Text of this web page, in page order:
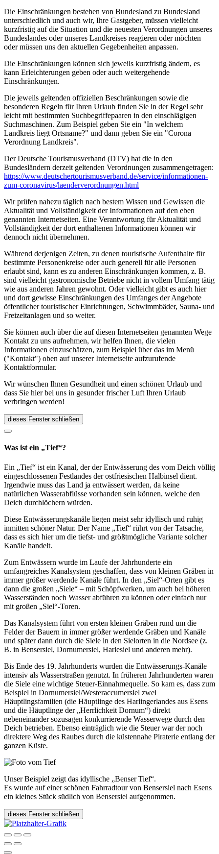
Die Einschränkungen bestehen von Bundesland zu Bundesland
unterschiedlich und auch wir, Ihre Gastgeber, müssen vielleicht
kurzfristig auf die Situation und die neuesten Verordnungen unseres
Bundeslandes oder unseres Landkreises reagieren oder möchten
oder müssen uns den aktuellen Gegebenheiten anpassen.
Die Einschränkungen können sich jeweils kurzfristig ändern, es
kann Erleichterungen geben oder auch weitergehende
Einschränkungen.
Die jeweils geltenden offiziellen Beschränkungen sowie die
besonderen Regeln für Ihren Urlaub finden Sie in der Regel sehr
leicht mit bestimmten Suchbegriffepaaren in den einschlägigen
Suchmaschinen. Zum Beispiel geben Sie ein "In welchem
Landkreis liegt Ortsname?" und dann geben Sie ein "Corona
Verordnung Landkreis".
Der Deutsche Tourismusverband (DTV) hat die in den
Bundesländern derzeit geltenden Verordnungen zusammengetragen:
https://www.deutscher­tourismusverband.de/­service/­informationen-
zum-coronavirus/­laenderverordnungen.html
Wir prüfen nahezu täglich nach bestem Wissen und Gewissen die
Aktualität und Vollständigkeit der Informationen auf den eben
genannten Internetseiten. Eine Verantwortung für Aktualität und
Vollständigkeit der dort enthaltenen Informationen können wir
dennoch nicht übernehmen.
Während derjenigen Zeiten, zu denen touristische Aufenthalte für
bestimmte Personenkreise oder auch generell für alle Personen
erlaubt sind, kann es zu anderen Einschränkungen kommen, z. B.
sind vielleicht gastronomische Betriebe nicht in vollem Umfang tätig
wie aus anderen Jahren gewohnt. Oder vielleicht gibt es auch hier
und dort gewisse Einschränkungen des Umfanges der Angebote
öffentlicher touristischer Einrichtungen, Schwimmbäder, Sauna- und
Freizeitanlagen und so weiter.
Sie können auch über die auf diesen Internetseiten genannten Wege
Kontakt zu uns aufnehmen, wir helfen Ihnen, die vielen
Informationen einzuschätzen, zum Beispiel über das im Menü
("Kontakt") oben auf unserer Internetseite aufzurufende
Kontaktformular.
Wir wünschen Ihnen Gesundheit und einen schönen Urlaub und
dass Sie hier bei uns in gesunder frischer Luft Ihren Urlaub
verbringen werden!
dieses Fenster schließen
Was ist ein „Tief“?
Ein „Tief“ ist ein Kanal, der der Entwässerung des vom Deich völlig
eingeschlossenen Festlandes der ostfriesischen Halbinsel dient.
Irgendwie muss das Land ja entwässert werden, da keine
natürlichen Wasserabflüsse vorhanden sein können, welche den
Deich durchlöchern würden.
Diese Entwässerungskanäle liegen meist sehr idyllisch und ruhig
inmitten schöner Natur. Der Name „Tief“ rührt von der Tatsache,
dass es sich hier um die tiefst- und größtmögliche Variante solcher
Kanäle handelt.
Zum Entwässern wurde im Laufe der Jahrhunderte ein
umfangreiches Kanalsystem geschaffen, dass von kleinen Gräben in
immer größer werdende Kanäle führt. In den „Siel“-Orten gibt es
dann die großen „Siele“ – mit Schöpfwerken, um auch bei höheren
Wasserständen noch Wasser abführen zu können oder einfach nur
mit großen „Siel“-Toren.
Das Kanalsystem führt von ersten kleinen Gräben rund um die
Felder der Bauern in immer größer werdende Gräben und Kanäle
und später dann durch die Siele in den Sielorten in die Nordsee (z.
B. in Bensersiel, Dornumersiel, Harlesiel und anderen mehr).
Bis Ende des 19. Jahrhunderts wurden die Entwässerungs-Kanäle
intensiv als Wasserstraßen genutzt. In früheren Jahrhunderten waren
die Siele eine wichtige Steuer-Einnahmequelle. So kam es, dass zum
Beispiel in Dornumersiel/Westeraccumersiel zwei
Häuptlingsfamilien (die Häuptlinge des Harlingerlandes aus Esens
und die Häuptlinge der „Herrlichkeit Dornum“) direkt
nebeneinander sozusagen konkurrierende Wasserwege durch den
Deich betrieben. Ebenso einträglich wie die Steuer war der noch
direktere Weg des Raubes durch die küstennahe Piraterie entlang der
ganzen Küste.
Unser Beispiel zeigt das idyllische „Benser Tief“.
Es wurde auf einer schönen Fahrradtour von Bensersiel nach Esens
ein kleines Stück südlich von Bensersiel aufgenommen.
dieses Fenster schließen